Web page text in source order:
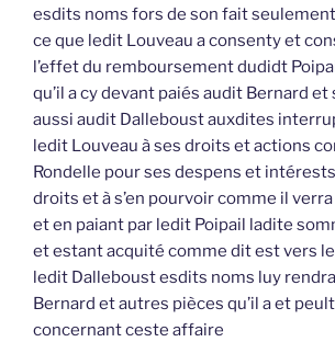
esdits noms fors de son fait seulement
ce que ledit Louveau a consenty et
l’effet du remboursement dudidt
qu’il a cy devant paiés audit Bernard
aussi audit Dalleboust auxdites
ledit Louveau à ses droits et actions
Rondelle pour ses despens et
droits et à s’en pourvoir comme il verra
et en paiant par ledit Poipail ladite
et estant acquité comme dit est vers
ledit Dalleboust esdits noms luy
Bernard et autres pièces qu’il a et
concernant ceste affaire